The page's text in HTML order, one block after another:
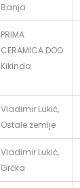
Banja
PRIMA
CERAMICA DOO
Kikinda
Vladimir Lukić,
Ostale zemlje
Vladimir Lukić,
Grčka